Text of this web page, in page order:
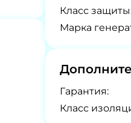
Класс
Марка
Гарантия:
Класс